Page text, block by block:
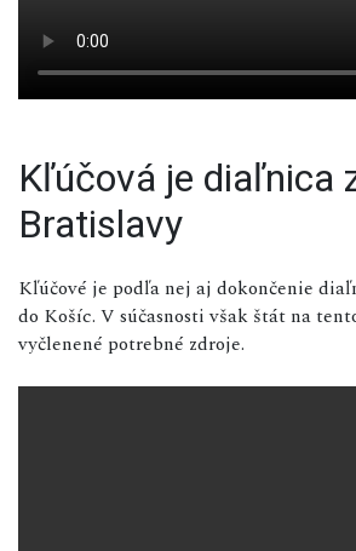
Kľúčová je diaľnica
Bratislavy
Kľúčové je podľa nej aj dokončenie
do Košíc. V súčasnosti však štát na
vyčlenené potrebné zdroje.